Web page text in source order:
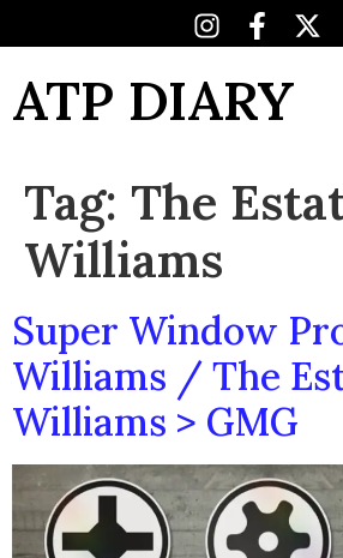
ATP DIARY
Tag: The
Williams
Super Window
Williams / The
Williams > GMG